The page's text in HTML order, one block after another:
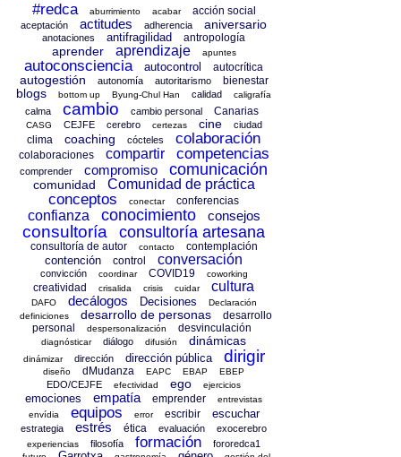
#redca aburrimiento acabar acción social
aceptación actitudes adherencia aniversario
anotaciones antifragilidad antropología
aprender aprendizaje apuntes
autoconsciencia autocontrol autocrítica
autogestión autonomía autoritarismo bienestar
blogs bottom up Byung-Chul Han calidad caligrafía
calma cambio cambio personal Canarias
CASG CEJFE cerebro certezas cine ciudad
clima coaching cócteles colaboración
colaboraciones compartir competencias
comprender compromiso comunicación
comunidad Comunidad de práctica
conceptos conectar conferencias
confianza conocimiento consejos
consultoría consultoría artesana
consultoría de autor contacto contemplación
contención control conversación
convicción coordinar COVID19 coworking
creatividad crisalida crisis cuidar cultura
DAFO decálogos Decisiones
Declaración
definiciones
desarrollo de personas
desarrollo
personal
despersonalización desvinculación
diagnósticar diálogo difusión dinámicas
dinámizar dirección dirección pública dirigir
diseño dMudanza EAPC EBAP EBEP
EDO/CEJFE efectividad ego ejercicios
emociones empatía emprender
entrevistas
envídia
equipos error escribir escuchar
estrategia estrés ética evaluación exocerebro
experiencias filosofía formación fororedca1